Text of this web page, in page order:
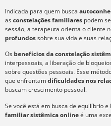
Indicada para quem busca
asconstelações familiares podem
sessão, a terapeuta orienta o cliente
profundossobre sua vida e suas
Os benefícios da constelação
interpessoais, a liberação de
sobre questões pessoais. Esse
que enfrentamdificuldades nos
buscam crescimento pessoal.
Se você está em busca de equilíbrio
familiar sistêmica onlineé uma